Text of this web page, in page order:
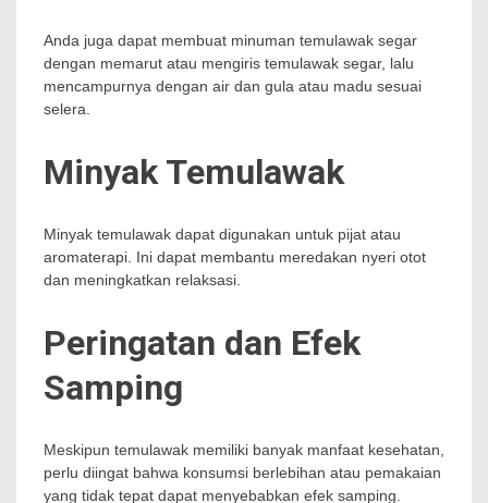
Anda juga dapat membuat minuman temulawak segar
dengan memarut atau mengiris temulawak segar, lalu
mencampurnya dengan air dan gula atau madu sesuai
selera.
Minyak Temulawak
Minyak temulawak dapat digunakan untuk pijat atau
aromaterapi. Ini dapat membantu meredakan nyeri otot
dan meningkatkan relaksasi.
Peringatan dan Efek
Samping
Meskipun temulawak memiliki banyak manfaat kesehatan,
perlu diingat bahwa konsumsi berlebihan atau pemakaian
yang tidak tepat dapat menyebabkan efek samping.